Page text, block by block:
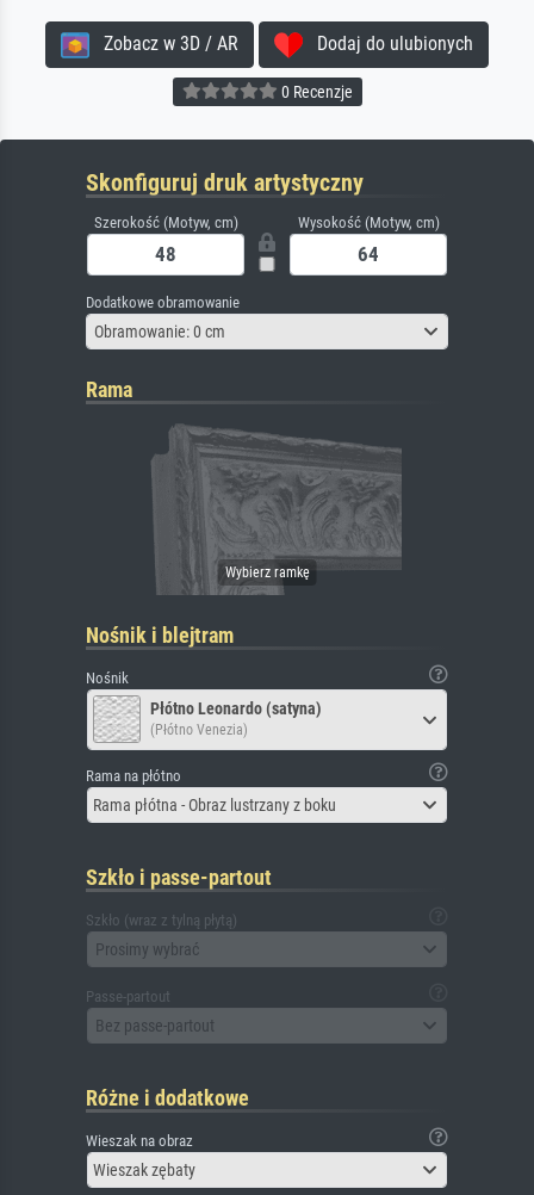
Zobacz w 3D / AR Dodaj do ulubionych
0 Recenzje
Skonfiguruj druk artystyczny
Szerokość (Motyw, cm) Wysokość (Motyw, cm)
Dodatkowe obramowanie
Obramowanie: 0 cm
Rama
Nośnik i blejtram
Nośnik
Płótno Leonardo (satyna)
(Płótno Venezia)
Rama na płótno
Rama płótna - Obraz lustrzany z boku
Szkło i passe-partout
Szkło (wraz z tylną płytą)
Prosimy wybrać
Passe-partout
Bez passe-partout
Różne i dodatkowe
Wieszak na obraz
Wieszak zębaty